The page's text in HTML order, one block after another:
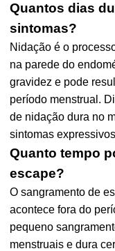
Quantos dias
sintomas?
Nidação é o
na parede do
gravidez e pode
período menstrual.
de nidação dura no
sintomas
Quanto tempo
escape?
O sangramento de
acontece fora do
pequeno
menstruais e dura